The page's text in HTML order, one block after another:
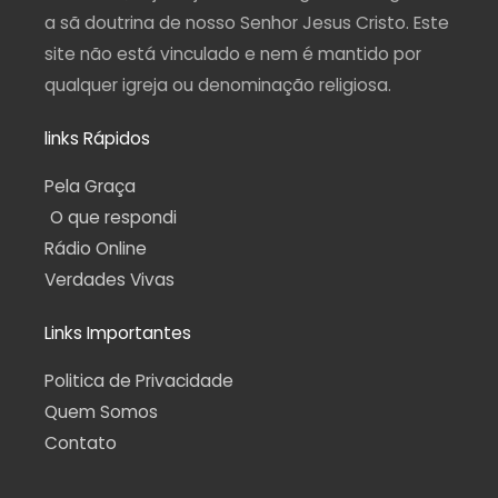
a sã doutrina de nosso Senhor Jesus Cristo. Este
site não está vinculado e nem é mantido por
qualquer igreja ou denominação religiosa.
links Rápidos
Pela Graça
O que respondi
Rádio Online
Verdades Vivas
Links Importantes
Politica de Privacidade
Quem Somos
Contato